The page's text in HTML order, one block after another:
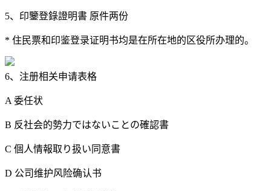
5、印鑒登錄證明書 原件两份
* 住民票和印鉴登录证明书均是在所在地的区役所办理的。
6、注册相关申请表格
A 委任状
B 反社会的勢力ではないことの確認書
C 個人情報取り扱い同意書
D 公司维护风险确认书